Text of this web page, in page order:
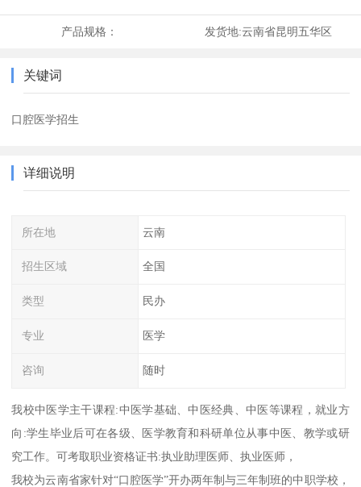
产品规格： 发货地:云南省昆明五华区
关键词
口腔医学招生
详细说明
所在地 云南
招生区域 全国
类型 民办
专业 医学
咨询 随时
我校中医学主干课程:中医学基础、中医经典、中医等课程，就业方
向:学生毕业后可在各级、医学教育和科研单位从事中医、教学或研
究工作。可考取职业资格证书:执业助理医师、执业医师，
我校为云南省家针对“口腔医学”开办两年制与三年制班的中职学校，